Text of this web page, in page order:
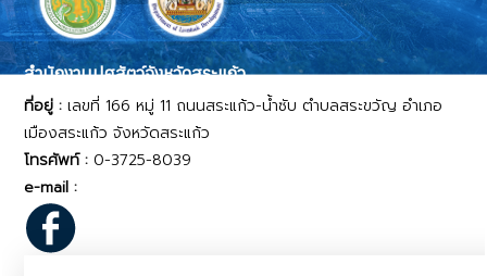
สำนักงานปศุสัตว์จังหวัดสระแก้ว
ที่อยู่ :เลขที่ 166 หมู่ 11 ถนนสระแก้ว-น้ำซับ ตำบลสระขวัญ อำเภอ
เมืองสระแก้ว จังหวัดสระแก้ว
โทรศัพท์ : 0-3725-8039
e-mail :